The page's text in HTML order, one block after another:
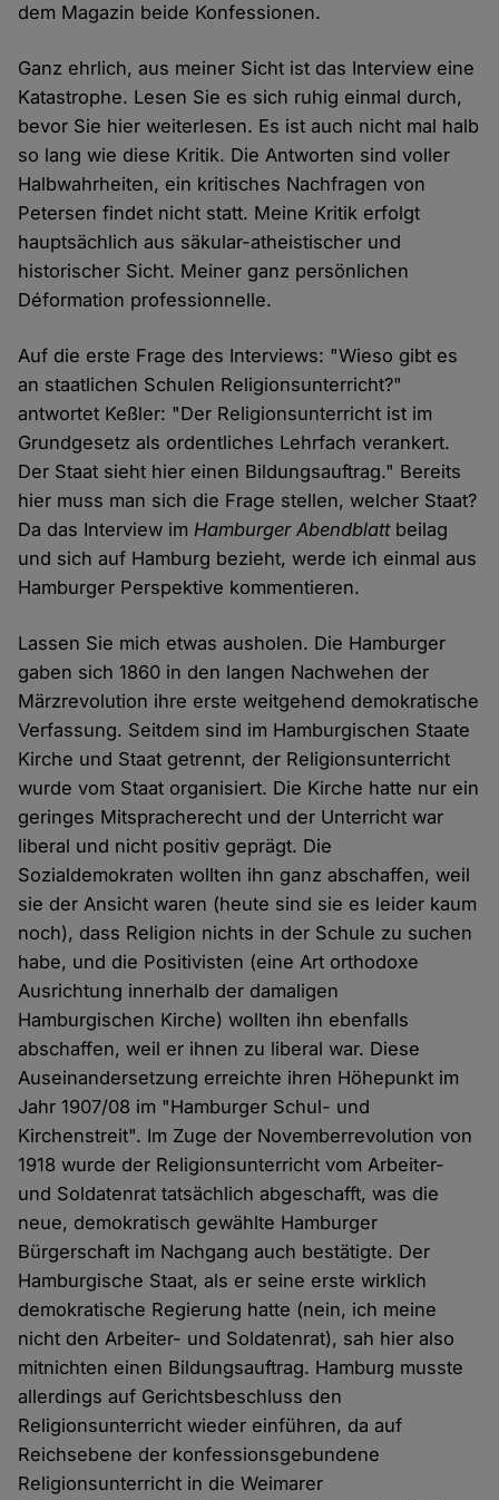
dem Magazin beide Konfessionen.
Ganz ehrlich, aus meiner Sicht ist das Interview eine
Katastrophe. Lesen Sie es sich ruhig einmal durch,
bevor Sie hier weiterlesen. Es ist auch nicht mal halb
so lang wie diese Kritik. Die Antworten sind voller
Halbwahrheiten, ein kritisches Nachfragen von
Petersen findet nicht statt. Meine Kritik erfolgt
hauptsächlich aus säkular-atheistischer und
historischer Sicht. Meiner ganz persönlichen
Déformation professionnelle.
Auf die erste Frage des Interviews: "Wieso gibt es
an staatlichen Schulen Religionsunterricht?"
antwortet Keßler: "Der Religionsunterricht ist im
Grundgesetz als ordentliches Lehrfach verankert.
Der Staat sieht hier einen Bildungsauftrag." Bereits
hier muss man sich die Frage stellen, welcher Staat?
Da das Interview imHamburger Abendblattbeilag
und sich auf Hamburg bezieht, werde ich einmal aus
Hamburger Perspektive kommentieren.
Lassen Sie mich etwas ausholen. Die Hamburger
gaben sich 1860 in den langen Nachwehen der
Märzrevolution ihre erste weitgehend demokratische
Verfassung. Seitdem sind im Hamburgischen Staate
Kirche und Staat getrennt, der Religionsunterricht
wurde vom Staat organisiert. Die Kirche hatte nur ein
geringes Mitspracherecht und der Unterricht war
liberal und nicht positiv geprägt. Die
Sozialdemokraten wollten ihn ganz abschaffen, weil
sie der Ansicht waren (heute sind sie es leider kaum
noch), dass Religion nichts in der Schule zu suchen
habe, und die Positivisten (eine Art orthodoxe
Ausrichtung innerhalb der damaligen
Hamburgischen Kirche) wollten ihn ebenfalls
abschaffen, weil er ihnen zu liberal war. Diese
Auseinandersetzung erreichte ihren Höhepunkt im
Jahr 1907/08 im "Hamburger Schul- und
Kirchenstreit". Im Zuge der Novemberrevolution von
1918 wurde der Religionsunterricht vom Arbeiter-
und Soldatenrat tatsächlich abgeschafft, was die
neue, demokratisch gewählte Hamburger
Bürgerschaft im Nachgang auch bestätigte. Der
Hamburgische Staat, als er seine erste wirklich
demokratische Regierung hatte (nein, ich meine
nicht den Arbeiter- und Soldatenrat), sah hier also
mitnichten einen Bildungsauftrag. Hamburg musste
allerdings auf Gerichtsbeschluss den
Religionsunterricht wieder einführen, da auf
Reichsebene der konfessionsgebundene
Religionsunterricht in die Weimarer